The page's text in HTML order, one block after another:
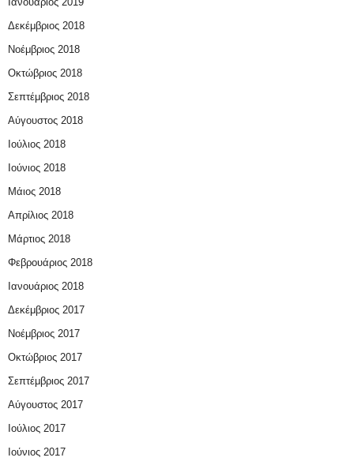
Δεκέμβριος 2018
Νοέμβριος 2018
Οκτώβριος 2018
Σεπτέμβριος 2018
Αύγουστος 2018
Ιούλιος 2018
Ιούνιος 2018
Μάιος 2018
Απρίλιος 2018
Μάρτιος 2018
Φεβρουάριος 2018
Ιανουάριος 2018
Δεκέμβριος 2017
Νοέμβριος 2017
Οκτώβριος 2017
Σεπτέμβριος 2017
Αύγουστος 2017
Ιούλιος 2017
Ιούνιος 2017